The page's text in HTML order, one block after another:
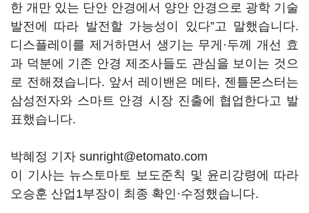
한 개만 있는 단안 안경에서 양안 안경으로 광학 기술
발전에 따라 발전할 가능성이 있다”고 말했습니다.
디스플레이를 제거하면서 생기는 무게·두께 개선 효
과 덕분에 기존 안경 제조사들도 관심을 보이는 것으
로 전해졌습니다. 앞서 레이밴은 메타, 젠틀몬스터는
삼성전자와 스마트 안경 시장 진출에 협업한다고 발
표했습니다.
박혜정 기자 sunright@etomato.com
이 기사는 뉴스토마토 보도준칙 및 윤리강령에 따라
오승훈 산업1부장이 최종 확인·수정했습니다.